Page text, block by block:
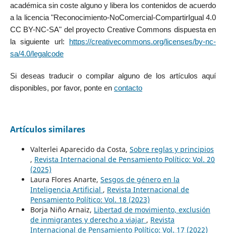
académica sin coste alguno y libera los contenidos de acuerdo
a la licencia "Reconocimiento-NoComercial-CompartirIgual 4.0
CC BY-NC-SA" del proyecto Creative Commons dispuesta en
la siguiente url:
https://creativecommons.org/licenses/by-nc-
sa/4.0/legalcode
Si deseas traducir o compilar alguno de los artículos aquí
disponibles, por favor, ponte en contacto
Artículos similares
Valterlei Aparecido da Costa, Sobre reglas y principios
, Revista Internacional de Pensamiento Político: Vol. 20
(2025)
Laura Flores Anarte, Sesgos de género en la
Inteligencia Artificial , Revista Internacional de
Pensamiento Político: Vol. 18 (2023)
Borja Niño Arnaiz, Libertad de movimiento, exclusión
de inmigrantes y derecho a viajar , Revista
Internacional de Pensamiento Político: Vol. 17 (2022)